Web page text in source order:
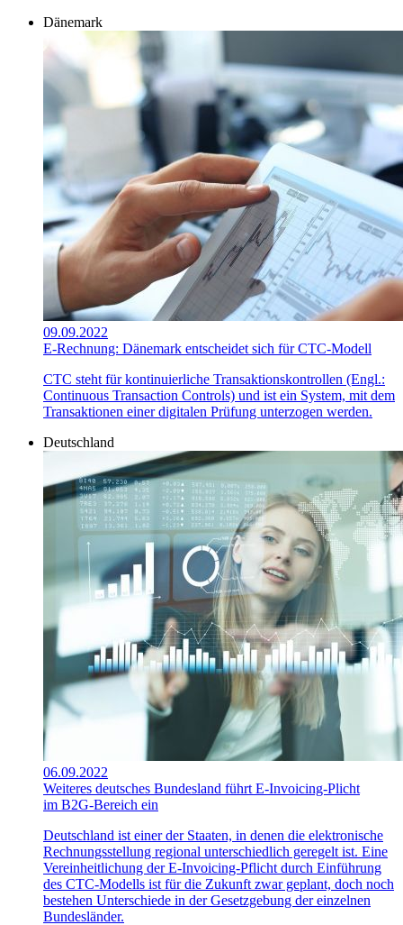
Dänemark
09.09.2022
E-Rechnung: Dänemark entscheidet sich für CTC-Modell
CTC steht für kontinuierliche Transaktionskontrollen (Engl.:
Continuous Transaction Controls) und ist ein System, mit dem
Transaktionen einer digitalen Prüfung unterzogen werden.
Deutschland
06.09.2022
Weiteres deutsches Bundesland führt E-Invoicing-Plicht
im B2G-Bereich ein
Deutschland ist einer der Staaten, in denen die elektronische
Rechnungsstellung regional unterschiedlich geregelt ist. Eine
Vereinheitlichung der E-Invoicing-Pflicht durch Einführung
des CTC-Modells ist für die Zukunft zwar geplant, doch noch
bestehen Unterschiede in der Gesetzgebung der einzelnen
Bundesländer.